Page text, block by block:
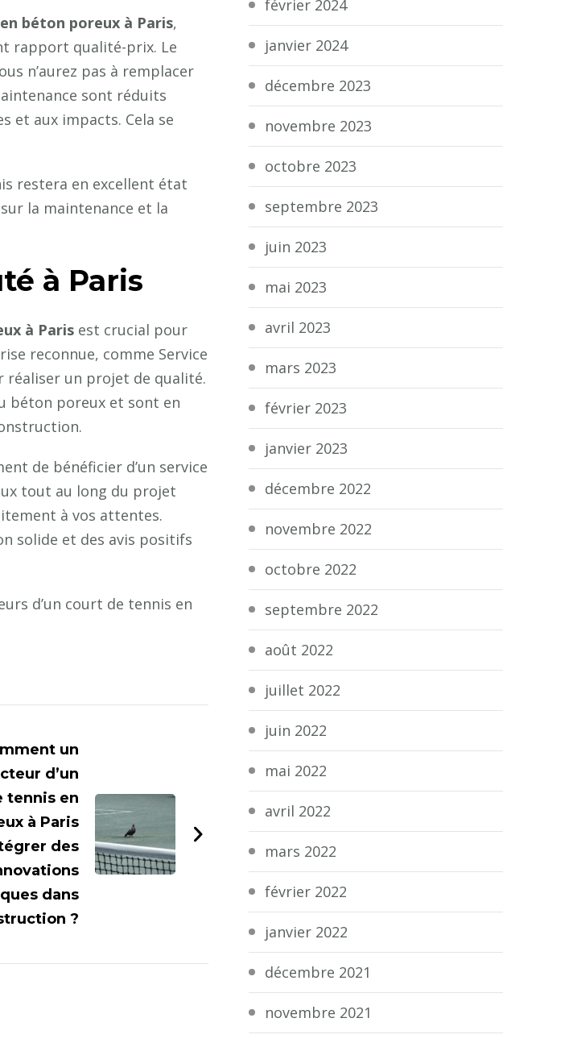
béton poreux à Paris,
rapport qualité-prix. Le
n’aurez pas à remplacer
sont réduits
et aux impacts. Cela se
restera en excellent état
la maintenance et la
à Paris
à Paris est crucial pour
reconnue, comme Service
réaliser un projet de qualité.
béton poreux et sont en
de bénéficier d’un service
tout au long du projet
à vos attentes.
solide et des avis positifs
d’un court de tennis en
un
d’un
tennis en
à Paris
des
dans
?
février 2024
janvier 2024
décembre 2023
novembre 2023
octobre 2023
septembre 2023
juin 2023
mai 2023
avril 2023
mars 2023
février 2023
janvier 2023
décembre 2022
novembre 2022
octobre 2022
septembre 2022
août 2022
juillet 2022
juin 2022
mai 2022
avril 2022
mars 2022
février 2022
janvier 2022
décembre 2021
novembre 2021